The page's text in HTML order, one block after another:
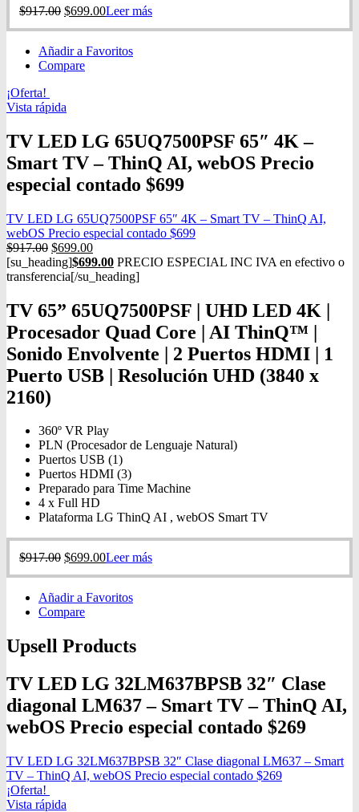
$917.00 $699.00Leer más
Añadir a Favoritos
Compare
¡Oferta!
Vista rápida
TV LED LG 65UQ7500PSF 65″ 4K –
Smart TV – ThinQ AI, webOS Precio
especial contado $699
TV LED LG 65UQ7500PSF 65″ 4K – Smart TV – ThinQ AI,
webOS Precio especial contado $699
$917.00 $699.00
[su_heading]$699.00 PRECIO ESPECIAL INC IVA en efectivo o
transferencia[/su_heading]
TV 65” 65UQ7500PSF | UHD LED 4K |
Procesador Quad Core | AI ThinQ™ |
Sonido Envolvente | 2 Puertos HDMI | 1
Puerto USB | Resolución UHD (3840 x
2160)
360º VR Play
PLN (Procesador de Lenguaje Natural)
Puertos USB (1)
Puertos HDMI (3)
Preparado para Time Machine
4 x Full HD
Plataforma LG ThinQ AI , webOS Smart TV
$917.00 $699.00Leer más
Añadir a Favoritos
Compare
Upsell Products
TV LED LG 32LM637BPSB 32″ Clase
diagonal LM637 – Smart TV – ThinQ AI,
webOS Precio especial contado $269
TV LED LG 32LM637BPSB 32″ Clase diagonal LM637 – Smart
TV – ThinQ AI, webOS Precio especial contado $269
¡Oferta!
Vista rápida